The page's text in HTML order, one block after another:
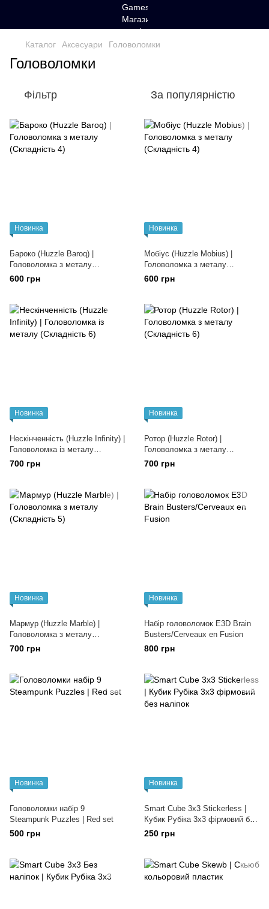
Каталог Аксесуари Головоломки
Головоломки
Фільтр За популярністю
Новинка
Бароко (Huzzle Baroq) |
Головоломка з металу
(Складність 4)
600 грн
Новинка
Мобіус (Huzzle Mobius) |
Головоломка з металу
(Складність 4)
600 грн
Новинка
Нескінченність (Huzzle Infinity) |
Головоломка із металу
(Складність 6)
700 грн
Новинка
Ротор (Huzzle Rotor) |
Головоломка з металу
(Складність 6)
700 грн
Новинка
Мармур (Huzzle Marble) |
Головоломка з металу
(Складність 5)
700 грн
Новинка
Набір головоломок E3D Brain
Busters/Cerveaux en Fusion
800 грн
Новинка
Головоломки набір 9
Steampunk Puzzles | Red set
500 грн
Новинка
Smart Cube 3x3 Stickerless |
Кубик Рубіка 3х3 фірмовий без
наліпок
250 грн